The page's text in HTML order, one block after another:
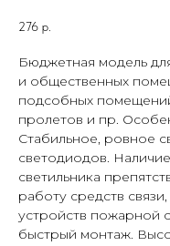
276 р.
Бюджетная модель
и общественных
подсобных
пролетов и пр.
Стабильное, ровное
светодиодов.
светильника
работу средств
устройств пожарной
быстрый монтаж.